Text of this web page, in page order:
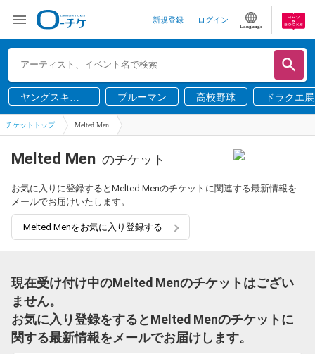
新規登録 ログイン
Language
ヤングスキニ
ー
ブルーマン 高校野球 ドラクエ展
チケットトップ Melted Men
Melted Men のチケット
お気に入りに登録するとMelted Menのチケットに関連する最新情報を
メールでお届けいたします。
Melted Menをお気に入り登録する
現在受け付け中のMelted Menのチケットはござい
ません。
お気に入り登録をするとMelted Menのチケットに
関する最新情報をメールでお届けします。